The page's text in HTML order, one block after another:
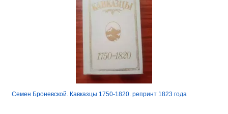
Семен Броневской. Кавказцы 1750-1820. репринт 1823 года